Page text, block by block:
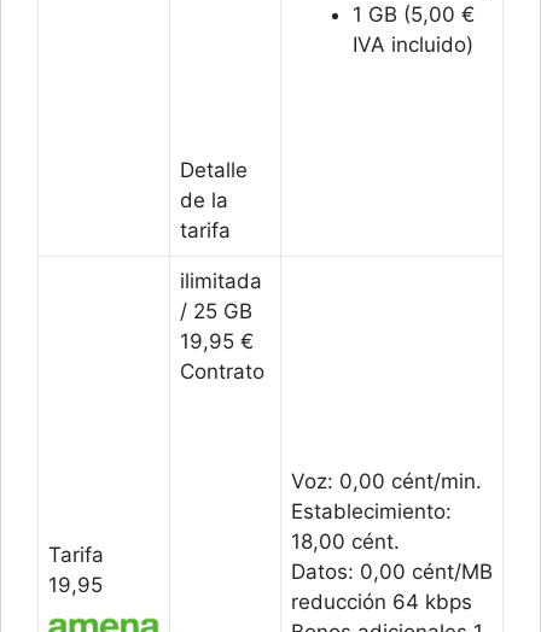
Detalle
de la
tarifa
1 GB (5,00 €
IVA incluido)
Tarifa
19,95
ilimitada
/ 25 GB
19,95 €
Contrato
Voz: 0,00 cént/min.
Establecimiento:
18,00 cént.
Datos: 0,00 cént/MB
reducción 64 kbps